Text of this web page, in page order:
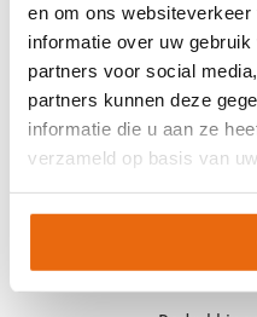
en om ons
informatie over uw
partners voor social
partners kunnen deze
informatie die u aan ze
verzameld op basis van
Matentabel